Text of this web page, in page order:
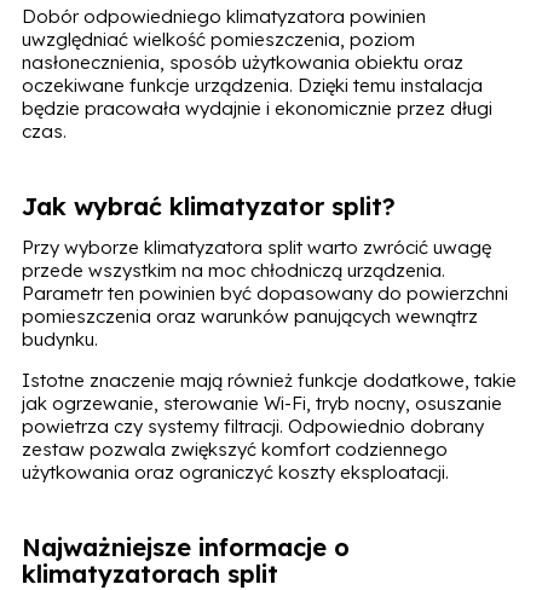
Dobór odpowiedniego klimatyzatora powinien
uwzględniać wielkość pomieszczenia, poziom
nasłonecznienia, sposób użytkowania obiektu oraz
oczekiwane funkcje urządzenia. Dzięki temu instalacja
będzie pracowała wydajnie i ekonomicznie przez długi
czas.
Jak wybrać klimatyzator split?
Przy wyborze klimatyzatora split warto zwrócić uwagę
przede wszystkim na moc chłodniczą urządzenia.
Parametr ten powinien być dopasowany do powierzchni
pomieszczenia oraz warunków panujących wewnątrz
budynku.
Istotne znaczenie mają również funkcje dodatkowe, takie
jak ogrzewanie, sterowanie Wi-Fi, tryb nocny, osuszanie
powietrza czy systemy filtracji. Odpowiednio dobrany
zestaw pozwala zwiększyć komfort codziennego
użytkowania oraz ograniczyć koszty eksploatacji.
Najważniejsze informacje o
klimatyzatorach split